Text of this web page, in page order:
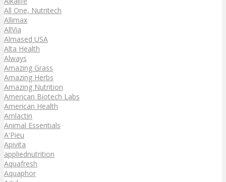
All One, Nutritech
Allimax
AllVia
Almased USA
Alta Health
Always
Amazing Grass
Amazing Herbs
Amazing Nutrition
American Biotech Labs
American Health
Amlactin
Animal Essentials
A'Pieu
Apivita
appliednutrition
Aquafresh
Aquaphor